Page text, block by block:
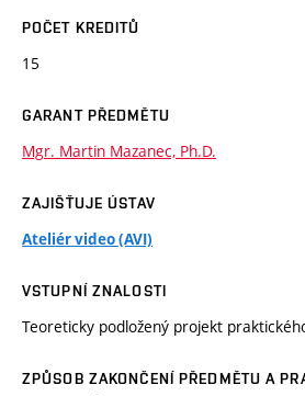
POČET KREDITŮ
15
GARANT PŘEDMĚTU
Mgr. Martin Mazanec, Ph.D.
ZAJIŠŤUJE ÚSTAV
Ateliér video (AVI)
VSTUPNÍ ZNALOSTI
Teoreticky podložený projekt
ZPŮSOB ZAKONČENÍ PŘEDMĚTU A